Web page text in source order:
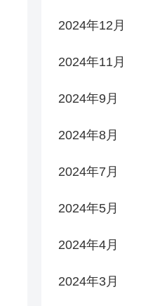
2024年12月
2024年11月
2024年9月
2024年8月
2024年7月
2024年5月
2024年4月
2024年3月